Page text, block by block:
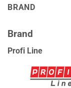
BRAND
Brand
Profi Line